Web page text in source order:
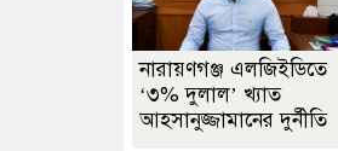
নারায়ণগঞ্জ এলজিইডিতে
‘৩% দুলাল’ খ্যাত
আহসানুজ্জামানের দুর্নীতি